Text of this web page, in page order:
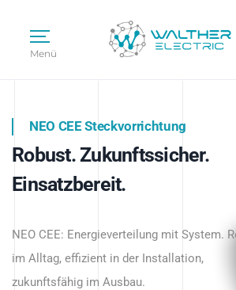
Menü
Intelligente
beginnt
NEO CEE Steckvorrichtung
Robust. Zukunftssicher.
Einsatzbereit.
NEO CEE: Energieverteilung mit System.
im Alltag, effizient in der Installation,
zukunftsfähig im Ausbau.
Intelligenz trifft Energie.
Anwendungen – robust, IP-geschützt und
zukunftsfähig.